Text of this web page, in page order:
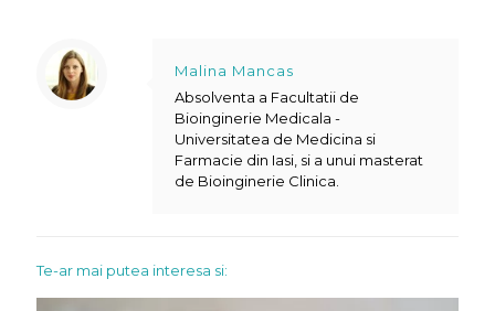
Malina Mancas
Absolventa a Facultatii de
Bioinginerie Medicala -
Universitatea de Medicina si
Farmacie din Iasi, si a unui masterat
de Bioinginerie Clinica.
Te-ar mai putea interesa si: